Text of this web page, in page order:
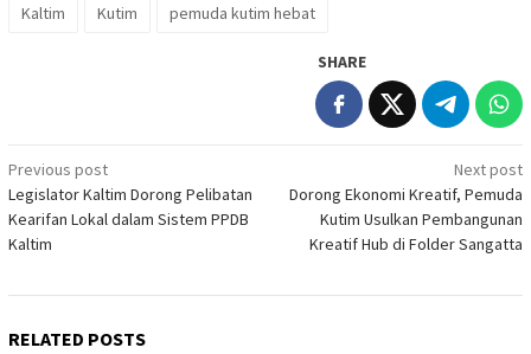
Kaltim Kutim pemuda kutim hebat
SHARE
Post
navigation
Previous post
Legislator Kaltim Dorong Pelibatan
Kearifan Lokal dalam Sistem PPDB
Kaltim
Next post
Dorong Ekonomi Kreatif, Pemuda
Kutim Usulkan Pembangunan
Kreatif Hub di Folder Sangatta
RELATED POSTS